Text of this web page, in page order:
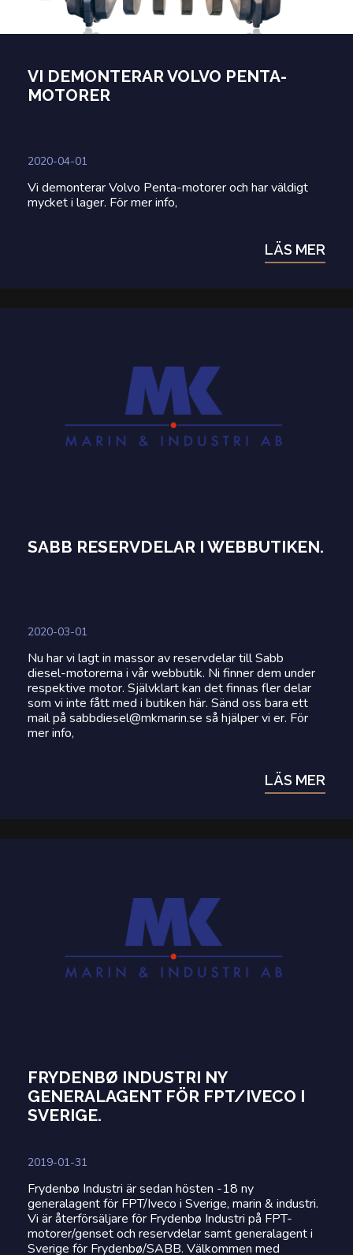
VI DEMONTERAR VOLVO PENTA-
MOTORER
2020-04-01
Vi demonterar Volvo Penta-motorer och har väldigt
mycket i lager. För mer info,
LÄS MER
SABB RESERVDELAR I WEBBUTIKEN.
2020-03-01
Nu har vi lagt in massor av reservdelar till Sabb
diesel-motorerna i vår webbutik. Ni finner dem under
respektive motor. Självklart kan det finnas fler delar
som vi inte fått med i butiken här. Sänd oss bara ett
mail på sabbdiesel@mkmarin.se så hjälper vi er. För
mer info,
LÄS MER
FRYDENBØ INDUSTRI NY
GENERALAGENT FÖR FPT/IVECO I
SVERIGE.
2019-01-31
Frydenbø Industri är sedan hösten -18 ny
generalagent för FPT/Iveco i Sverige, marin & industri.
Vi är återförsäljare för Frydenbø Industri på FPT-
motorer/genset och reservdelar samt generalagent i
Sverige för Frydenbø/SABB. Välkommen med